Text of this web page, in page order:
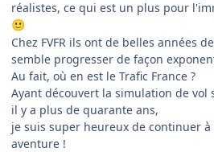
réalistes, ce qui est un plus pour
🙂
Chez FVFR ils ont de belles années
semble progresser de façon
Au fait, où en est le Trafic France ?
Ayant découvert la simulation de vol
il y a plus de quarante ans,
je suis super heureux de continuer
aventure !